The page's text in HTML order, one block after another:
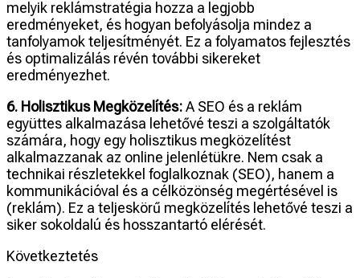
melyik reklámstratégia hozza a legjobb
eredményeket, és hogyan befolyásolja mindez a
tanfolyamok teljesítményét. Ez a folyamatos fejlesztés
és optimalizálás révén további sikereket
eredményezhet.
6. Holisztikus Megközelítés:A SEO és a reklám
együttes alkalmazása lehetővé teszi a szolgáltatók
számára, hogy egy holisztikus megközelítést
alkalmazzanak az online jelenlétükre. Nem csak a
technikai részletekkel foglalkoznak (SEO), hanem a
kommunikációval és a célközönség megértésével is
(reklám). Ez a teljeskörű megközelítés lehetővé teszi a
siker sokoldalú és hosszantartó elérését.
Következtetés